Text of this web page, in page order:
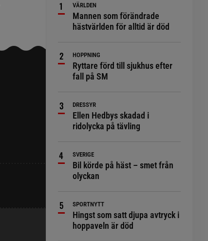
VÄRLDEN
Mannen som förändrade
hästvärlden för alltid är död
HOPPNING
Ryttare förd till sjukhus efter
fall på SM
DRESSYR
Ellen Hedbys skadad i
ridolycka på tävling
SVERIGE
Bil körde på häst – smet från
olyckan
SPORTNYTT
Hingst som satt djupa avtryck i
hoppaveln är död